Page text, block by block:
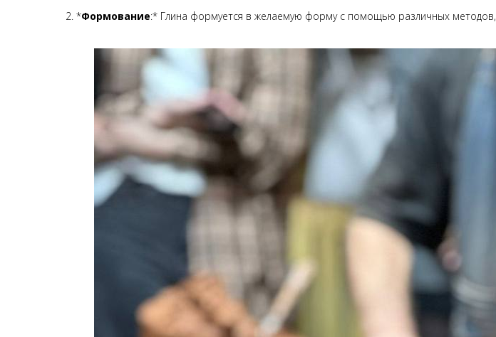
2. *Формование:* Глина формуется в желаемую форму с помощью различных